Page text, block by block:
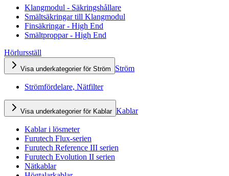
Klangmodul - Säkringshållare
Smältsäkringar till Klangmodul
Finsäkringar - High End
Smältproppar - High End
Hörlursställ
Visa underkategorier för Ström Ström
Strömfördelare, Nätfilter
Visa underkategorier för Kablar Kablar
Kablar i lösmeter
Furutech Flux-serien
Furutech Reference III serien
Furutech Evolution II serien
Nätkablar